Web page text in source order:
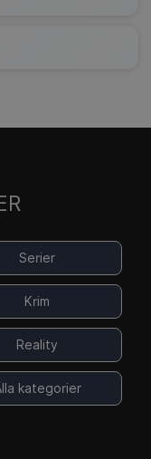
Serier
Krim
Reality
kategorier